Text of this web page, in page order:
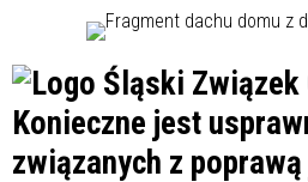
Konieczne jest
związanych z